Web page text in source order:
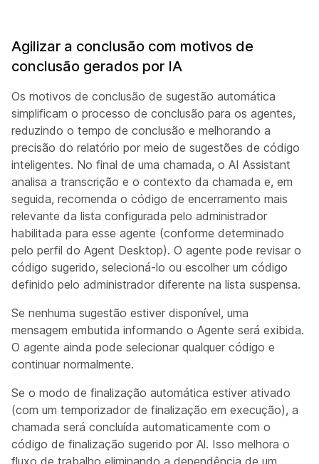
Agilizar a conclusão com motivos de
conclusão gerados por IA
Os motivos de conclusão de sugestão automática
simplificam o processo de conclusão para os agentes,
reduzindo o tempo de conclusão e melhorando a
precisão do relatório por meio de sugestões de código
inteligentes. No final de uma chamada, o AI Assistant
analisa a transcrição e o contexto da chamada e, em
seguida, recomenda o código de encerramento mais
relevante da lista configurada pelo administrador
habilitada para esse agente (conforme determinado
pelo perfil do Agent Desktop). O agente pode revisar o
código sugerido, selecioná-lo ou escolher um código
definido pelo administrador diferente na lista suspensa.
Se nenhuma sugestão estiver disponível, uma
mensagem embutida informando o Agente será exibida.
O agente ainda pode selecionar qualquer código e
continuar normalmente.
Se o modo de finalização automática estiver ativado
(com um temporizador de finalização em execução), a
chamada será concluída automaticamente com o
código de finalização sugerido por Al. Isso melhora o
fluxo de trabalho eliminando a dependência de um